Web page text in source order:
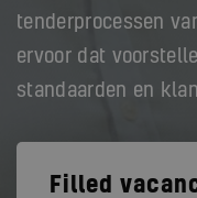
tenderprocessen
ervoor dat
standaarden en
Filled